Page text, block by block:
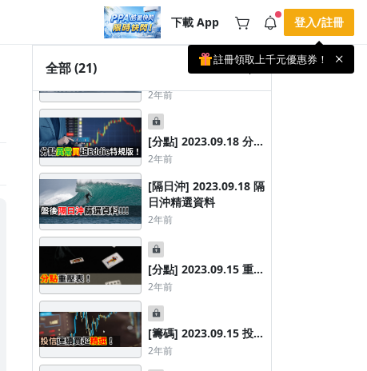
下載 App
下載 APP 領取獎勵，隨時吸收新知識
手機掃描下載
🌞 PPA 避暑津貼．冷氣房升級｜
期間快閃活動
🥵 酷暑限時快閃｜單筆滿 NT$2,500 現
折 NT$300、再贈最高 2% 點數回饋！
🚀 酷暑來襲．偷偷在冷氣房升級 📈
⭐️ 【冷氣房進修 限時開跑】◾單筆滿
NT$2,500 現折 NT$300◾活動期間：即
日起 - 8/13（只有一週）-📣 酷暑季好康
\ 再加碼 /→ 點數回饋無上限🔥購買任一
課程 or 訂閱✅ 消費即享回饋 1% 點數
✅ 滿 $5,000 回饋 2% 點數🎁 此為 PPA
官方帳號 Line@ 專屬活動，加入好友👉
享有「渠道專屬活動」及「個人化推
播」！
2 天前
查看全部
登入/註冊
註冊領取上千元優惠券！
全部(21)
[籌碼] 2023.09.18 投信
連續買超精選
2年前
[籌碼] 2023.09.18 飆股
特搜表
2年前
[分點] 2023.09.18 分點
異常買超Eddie特規版
2年前
[隔日沖] 2023.09.18 隔
日沖精選資料
2年前
[分點] 2023.09.15 重壓
分點券商表
2年前
[籌碼] 2023.09.15 投信
連續買超精選
2年前